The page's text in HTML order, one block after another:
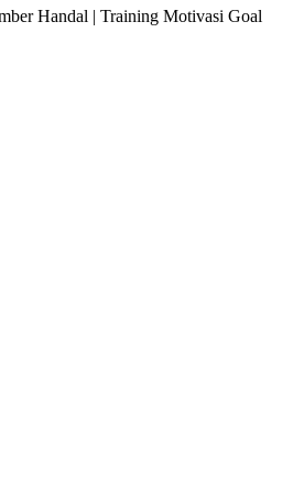
Handal | Training Motivasi Goal